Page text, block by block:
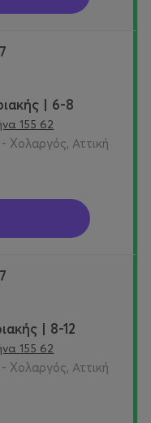
| 6-8
155 62
Αττική
| 8-12
155 62
Αττική